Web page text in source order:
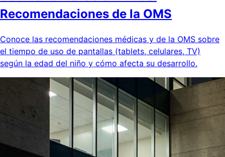
Recomendaciones de la OMS
Conoce las recomendaciones médicas y de la OMS sobre
el tiempo de uso de pantallas (tablets, celulares, TV)
según la edad del niño y cómo afecta su desarrollo.